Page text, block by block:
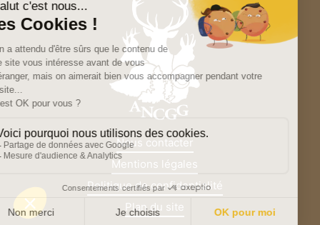
Nous contacter
Mentions légales
Politique de confidentialité
Plan du site